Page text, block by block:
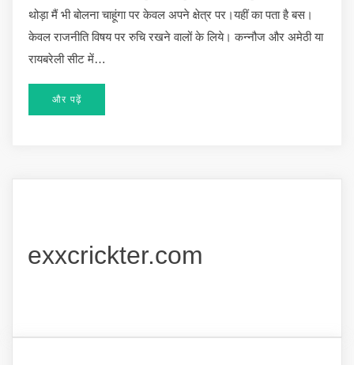
थोड़ा मैं भी बोलना चाहूंगा पर केवल अपने क्षेत्र पर।यहीं का पता है बस।
केवल राजनीति विषय पर रुचि रखने वालों के लिये। कन्नौज और अमेठी या
रायबरेली सीट में…
और पढ़ें
exxcrickter.com